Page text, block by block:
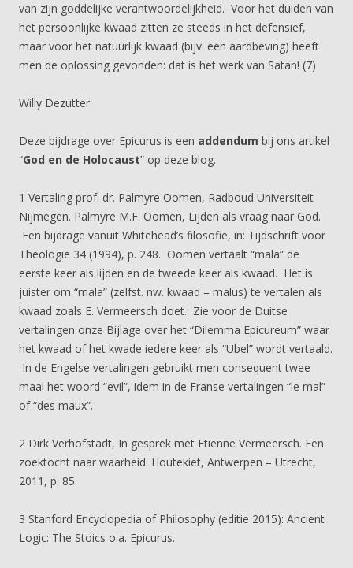
van zijn goddelijke verantwoordelijkheid. Voor het duiden van
het persoonlijke kwaad zitten ze steeds in het defensief,
maar voor het natuurlijk kwaad (bijv. een aardbeving) heeft
men de oplossing gevonden: dat is het werk van Satan! (7)
Willy Dezutter
Deze bijdrage over Epicurus is een addendum bij ons artikel
“God en de Holocaust” op deze blog.
1 Vertaling prof. dr. Palmyre Oomen, Radboud Universiteit
Nijmegen. Palmyre M.F. Oomen, Lijden als vraag naar God.
Een bijdrage vanuit Whitehead’s filosofie, in: Tijdschrift voor
Theologie 34 (1994), p. 248. Oomen vertaalt “mala” de
eerste keer als lijden en de tweede keer als kwaad. Het is
juister om “mala” (zelfst. nw. kwaad = malus) te vertalen als
kwaad zoals E. Vermeersch doet. Zie voor de Duitse
vertalingen onze Bijlage over het “Dilemma Epicureum” waar
het kwaad of het kwade iedere keer als “Übel” wordt vertaald.
In de Engelse vertalingen gebruikt men consequent twee
maal het woord “evil”, idem in de Franse vertalingen “le mal”
of “des maux”.
2 Dirk Verhofstadt, In gesprek met Etienne Vermeersch. Een
zoektocht naar waarheid. Houtekiet, Antwerpen – Utrecht,
2011, p. 85.
3 Stanford Encyclopedia of Philosophy (editie 2015): Ancient
Logic: The Stoics o.a. Epicurus.